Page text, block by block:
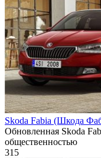
Skoda Fabia (Шкода
Обновленная Skoda
общественностью
315